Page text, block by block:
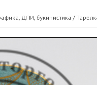
ДПИ, букинистика /